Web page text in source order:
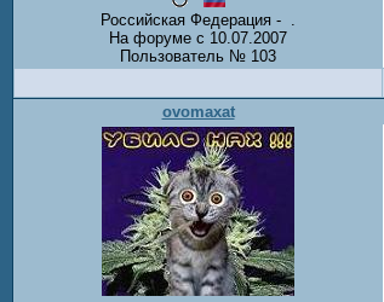
Российская Федерация - .
На форуме с 10.07.2007
Пользователь № 103
ovomaxat